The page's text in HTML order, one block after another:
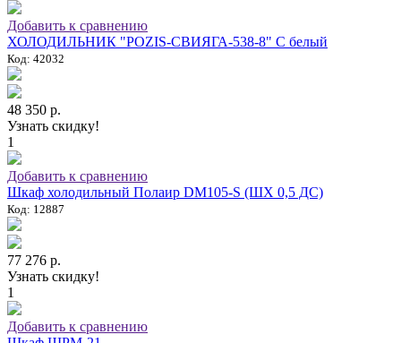
Добавить к сравнению
ХОЛОДИЛЬНИК "POZIS-СВИЯГА-538-8" C белый
Код: 42032
48 350 р.
Узнать скидку!
1
Добавить к сравнению
Шкаф холодильный Полаир DM105-S (ШХ 0,5 ДС)
Код: 12887
77 276 р.
Узнать скидку!
1
Добавить к сравнению